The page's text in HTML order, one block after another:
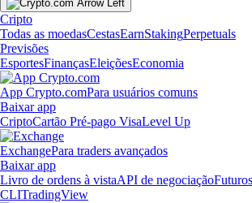
Cripto
Todas as moedasCestasEarnStakingPerpetuals
Previsões
EsportesFinançasEleiçõesEconomia
App Crypto.comPara usuários comuns
Baixar app
CriptoCartão Pré-pago VisaLevel Up
ExchangePara traders avançados
Baixar app
Livro de ordens à vistaAPI de negociação
CLITradingView